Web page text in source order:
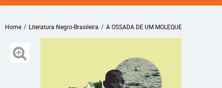
Home Literatura Negro-Brasileira A OSSADA DE UM MOLEQUE